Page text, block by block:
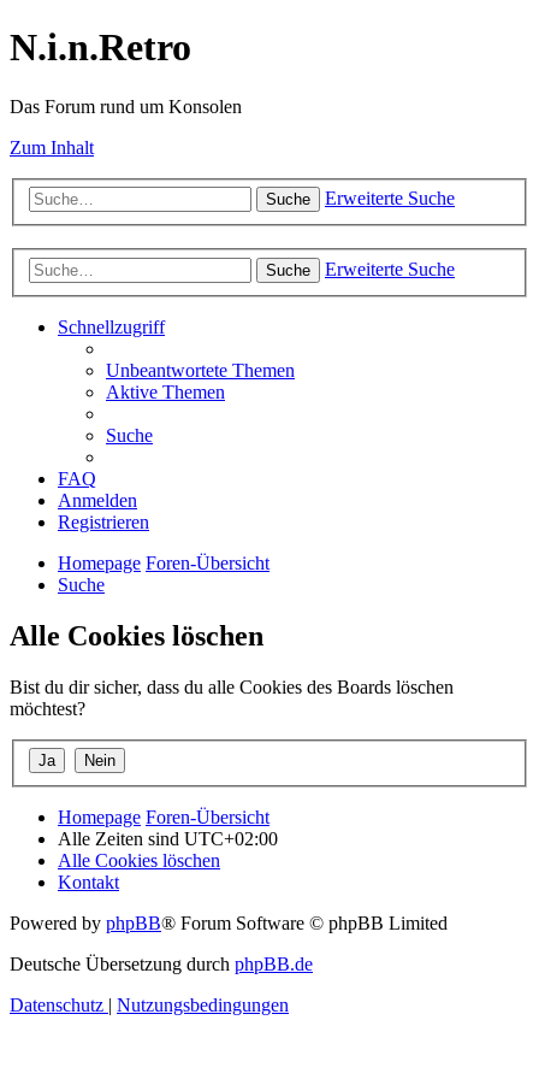
N.i.n.Retro
Das Forum rund um Konsolen
Zum Inhalt
Suche Erweiterte Suche
Suche Erweiterte Suche
Schnellzugriff
Unbeantwortete Themen
Aktive Themen
Suche
FAQ
Anmelden
Registrieren
Homepage Foren-Übersicht
Suche
Alle Cookies löschen
Bist du dir sicher, dass du alle Cookies des Boards löschen
möchtest?
Homepage Foren-Übersicht
Alle Zeiten sind UTC+02:00
Alle Cookies löschen
Kontakt
Powered by phpBB® Forum Software © phpBB Limited
Deutsche Übersetzung durch phpBB.de
Datenschutz
Nutzungsbedingungen